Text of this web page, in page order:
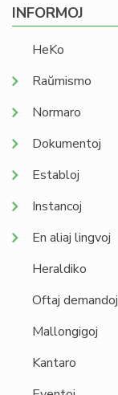
INFORMOJ
HeKo
Raŭmismo
Normaro
Dokumentoj
Establoj
Instancoj
En aliaj lingvoj
Heraldiko
Oftaj demandoj
Mallongigoj
Kantaro